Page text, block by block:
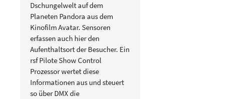
Dschungelwelt auf dem
Planeten Pandora aus dem
Kinofilm Avatar. Sensoren
erfassen auch hier den
Aufenthaltsort der Besucher. Ein
rsf Pilote Show Control
Prozessor wertet diese
Informationen aus und steuert
so über DMX die